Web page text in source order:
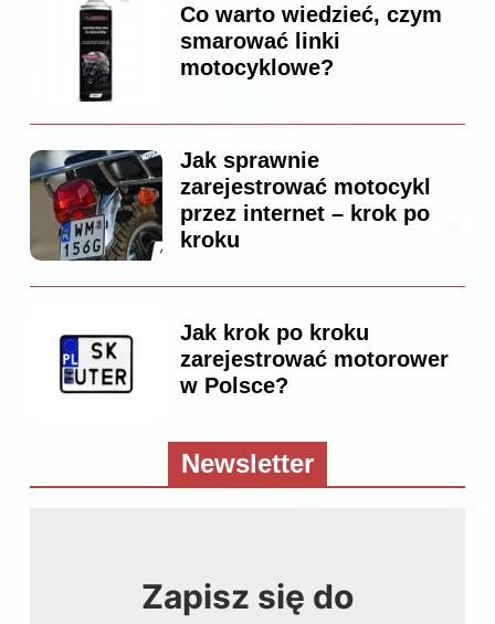
Co warto wiedzieć, czym
smarować linki
motocyklowe?
Jak sprawnie
zarejestrować motocykl
przez internet – krok po
kroku
Jak krok po kroku
zarejestrować motorower
w Polsce?
Newsletter
Zapisz się do